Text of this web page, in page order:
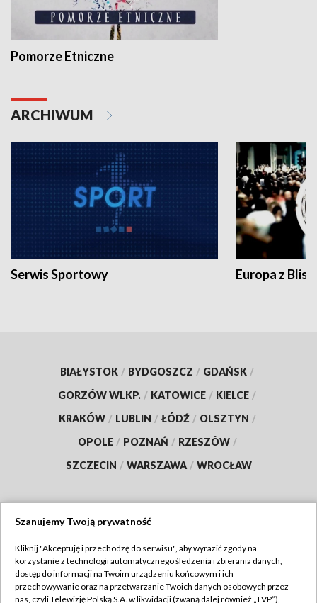
Pomorze Etniczne
ARCHIWUM
Serwis Sportowy Europa z
BIAŁYSTOK / BYDGOSZCZ / GDAŃSK /
GORZÓW WLKP. / KATOWICE / KIELCE /
KRAKÓW / LUBLIN / ŁÓDŹ / OLSZTYN /
OPOLE / POZNAŃ / RZESZÓW /
SZCZECIN / WARSZAWA / WROCŁAW
TVP
Abonament TVP
Regulamin TVP
Szanujemy Twoją prywatność
Kliknij "Akceptuję i przechodzę do serwisu", aby wyrazić zgody na
korzystanie z technologii automatycznego śledzenia i zbierania danych,
dostęp do informacji na Twoim urządzeniu końcowym i ich
przechowywanie oraz na przetwarzanie Twoich danych osobowych przez
nas, czyli Telewizję Polską S.A. w likwidacji (zwaną dalej również „TVP”),